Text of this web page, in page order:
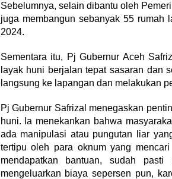
Sebelumnya, selain dibantu oleh
juga membangun sebanyak 55 rumah
2024.
Sementara itu, Pj Gubernur Aceh
layak huni berjalan tepat sasaran dan
langsung ke lapangan dan melakukan
Pj Gubernur Safrizal menegaskan
huni. Ia menekankan bahwa
ada manipulasi atau pungutan liar
tertipu oleh para oknum yang
mendapatkan bantuan, sudah
mengeluarkan biaya sepersen pun,